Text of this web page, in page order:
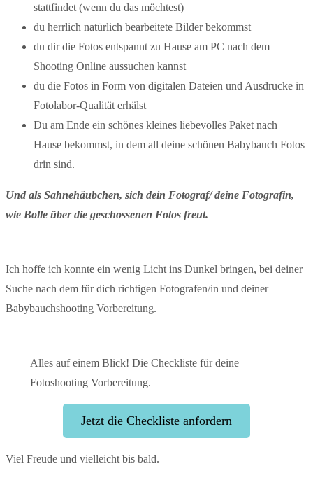
stattfindet (wenn du das möchtest)
du herrlich natürlich bearbeitete Bilder bekommst
du dir die Fotos entspannt zu Hause am PC nach dem
Shooting Online aussuchen kannst
du die Fotos in Form von digitalen Dateien und Ausdrucke in
Fotolabor-Qualität erhälst
Du am Ende ein schönes kleines liebevolles Paket nach
Hause bekommst, in dem all deine schönen Babybauch Fotos
drin sind.
Und als Sahnehäubchen, sich dein Fotograf/ deine Fotografin,
wie Bolle über die geschossenen Fotos freut.
Ich hoffe ich konnte ein wenig Licht ins Dunkel bringen, bei deiner
Suche nach dem für dich richtigen Fotografen/in und deiner
Babybauchshooting Vorbereitung.
Alles auf einem Blick! Die Checkliste für deine
Fotoshooting Vorbereitung.
Jetzt die Checkliste anfordern
Viel Freude und vielleicht bis bald.